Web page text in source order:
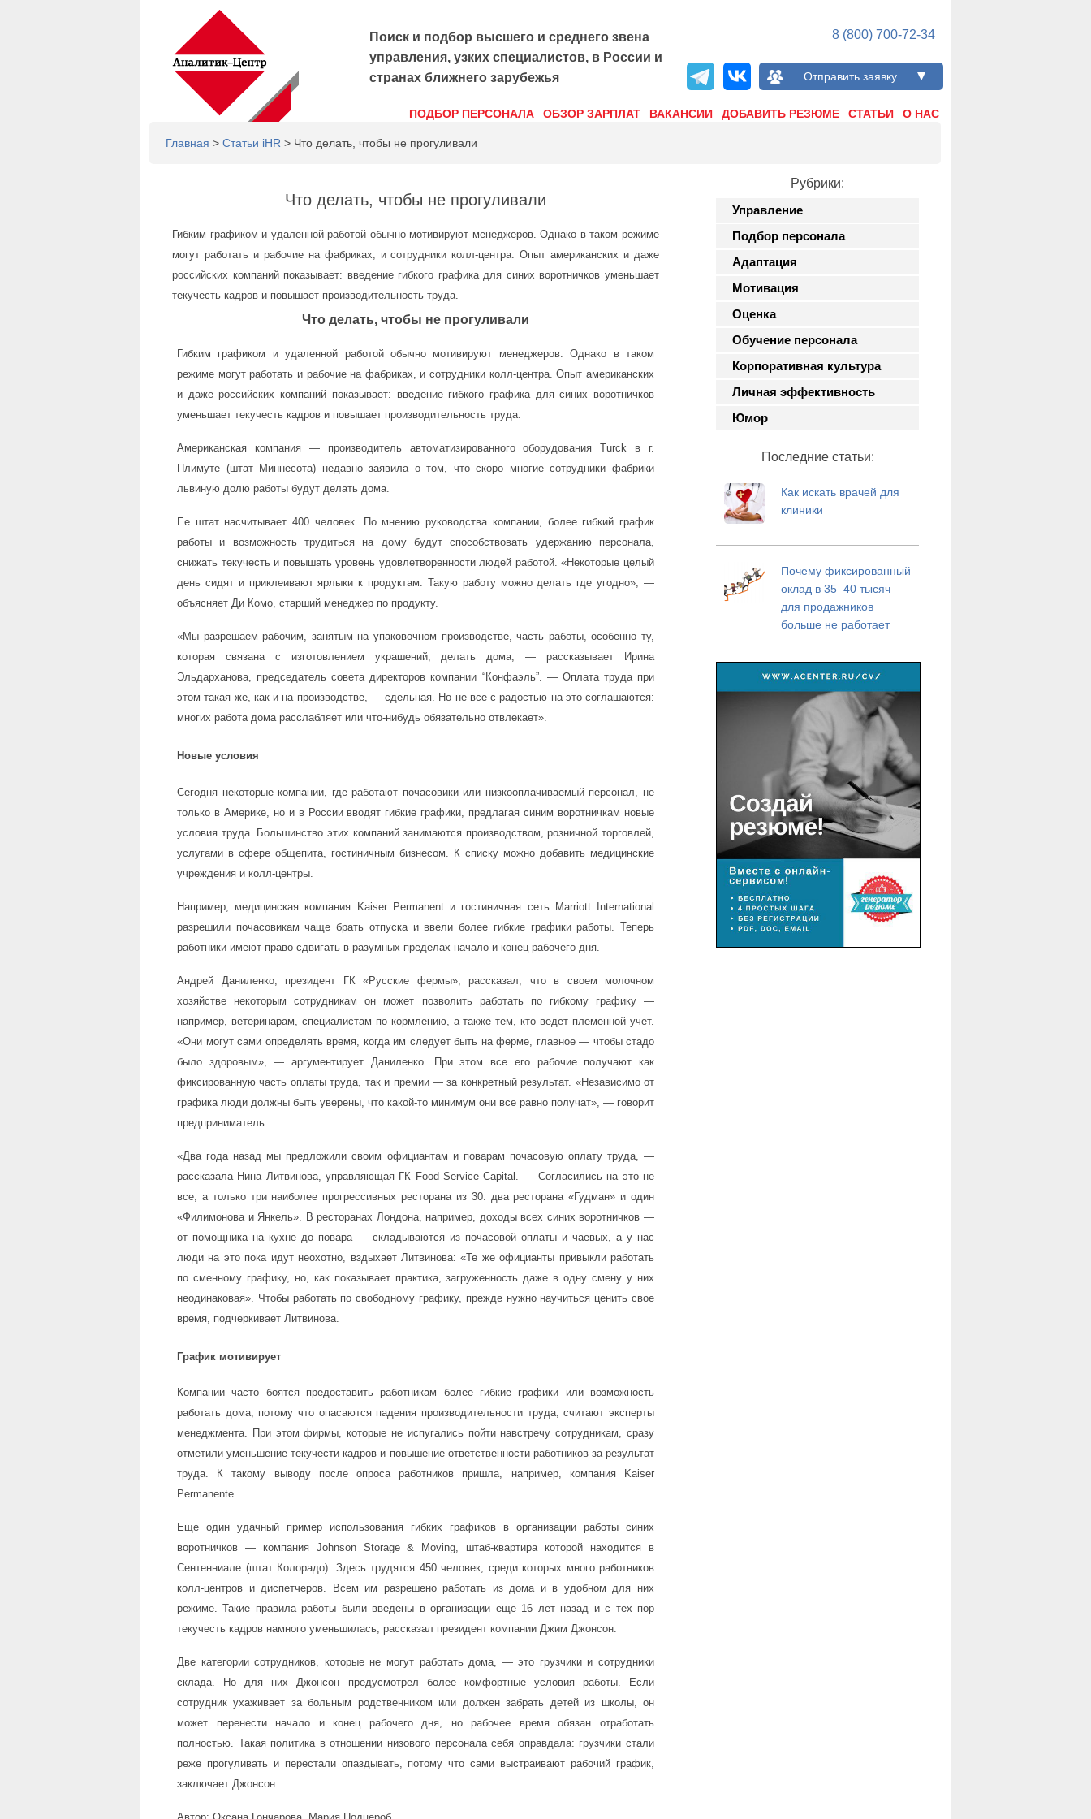
8 (800) 700-72-34
Отправить заявку
Поиск и подбор высшего и среднего звена
управления, узких специалистов, в России и
странах ближнего зарубежья
ПОДБОР ПЕРСОНАЛА ОБЗОР ЗАРПЛАТ ВАКАНСИИ ДОБАВИТЬ РЕЗЮМЕ СТАТЬИ О НАС
Главная > Статьи iHR > Что делать, чтобы не прогуливали
Рубрики:
Управление
Подбор персонала
Адаптация
Мотивация
Оценка
Обучение персонала
Корпоративная культура
Личная эффективность
Юмор
Последние статьи:
Как искать врачей для
клиники
Почему фиксированный
оклад в 35–40 тысяч
для продажников
больше не работает
Что делать, чтобы не прогуливали
Гибким графиком и удаленной работой обычно мотивируют менеджеров. Однако в таком режиме
могут работать и рабочие на фабриках, и сотрудники колл-центра. Опыт американских и даже
российских компаний показывает: введение гибкого графика для синих воротничков уменьшает
текучесть кадров и повышает производительность труда.
Что делать, чтобы не прогуливали
Гибким графиком и удаленной работой обычно мотивируют менеджеров. Однако в таком
режиме могут работать и рабочие на фабриках, и сотрудники колл-центра. Опыт американских
и даже российских компаний показывает: введение гибкого графика для синих воротничков
уменьшает текучесть кадров и повышает производительность труда.
Американская компания — производитель автоматизированного оборудования Turck в г.
Плимуте (штат Миннесота) недавно заявила о том, что скоро многие сотрудники фабрики
львиную долю работы будут делать дома.
Ее штат насчитывает 400 человек. По мнению руководства компании, более гибкий график
работы и возможность трудиться на дому будут способствовать удержанию персонала,
снижать текучесть и повышать уровень удовлетворенности людей работой. «Некоторые целый
день сидят и приклеивают ярлыки к продуктам. Такую работу можно делать где угодно», —
объясняет Ди Комо, старший менеджер по продукту.
«Мы разрешаем рабочим, занятым на упаковочном производстве, часть работы, особенно ту,
которая связана с изготовлением украшений, делать дома, — рассказывает Ирина
Эльдарханова, председатель совета директоров компании “Конфаэль”. — Оплата труда при
этом такая же, как и на производстве, — сдельная. Но не все с радостью на это соглашаются:
многих работа дома расслабляет или что-нибудь обязательно отвлекает».
Новые условия
Сегодня некоторые компании, где работают почасовики или низкооплачиваемый персонал, не
только в Америке, но и в России вводят гибкие графики, предлагая синим воротничкам новые
условия труда. Большинство этих компаний занимаются производством, розничной торговлей,
услугами в сфере общепита, гостиничным бизнесом. К списку можно добавить медицинские
учреждения и колл-центры.
Например, медицинская компания Kaiser Permanent и гостиничная сеть Marriott International
разрешили почасовикам чаще брать отпуска и ввели более гибкие графики работы. Теперь
работники имеют право сдвигать в разумных пределах начало и конец рабочего дня.
Андрей Даниленко, президент ГК «Русские фермы», рассказал, что в своем молочном
хозяйстве некоторым сотрудникам он может позволить работать по гибкому графику —
например, ветеринарам, специалистам по кормлению, а также тем, кто ведет племенной учет.
«Они могут сами определять время, когда им следует быть на ферме, главное — чтобы стадо
было здоровым», — аргументирует Даниленко. При этом все его рабочие получают как
фиксированную часть оплаты труда, так и премии — за конкретный результат. «Независимо от
графика люди должны быть уверены, что какой-то минимум они все равно получат», — говорит
предприниматель.
«Два года назад мы предложили своим официантам и поварам почасовую оплату труда, —
рассказала Нина Литвинова, управляющая ГК Food Service Capital. — Согласились на это не
все, а только три наиболее прогрессивных ресторана из 30: два ресторана «Гудман» и один
«Филимонова и Янкель». В ресторанах Лондона, например, доходы всех синих воротничков —
от помощника на кухне до повара — складываются из почасовой оплаты и чаевых, а у нас
люди на это пока идут неохотно, вздыхает Литвинова: «Те же официанты привыкли работать
по сменному графику, но, как показывает практика, загруженность даже в одну смену у них
неодинаковая». Чтобы работать по свободному графику, прежде нужно научиться ценить свое
время, подчеркивает Литвинова.
График мотивирует
Компании часто боятся предоставить работникам более гибкие графики или возможность
работать дома, потому что опасаются падения производительности труда, считают эксперты
менеджмента. При этом фирмы, которые не испугались пойти навстречу сотрудникам, сразу
отметили уменьшение текучести кадров и повышение ответственности работников за результат
труда. К такому выводу после опроса работников пришла, например, компания Kaiser
Permanente.
Еще один удачный пример использования гибких графиков в организации работы синих
воротничков — компания Johnson Storage & Moving, штаб-квартира которой находится в
Сентенниале (штат Колорадо). Здесь трудятся 450 человек, среди которых много работников
колл-центров и диспетчеров. Всем им разрешено работать из дома и в удобном для них
режиме. Такие правила работы были введены в организации еще 16 лет назад и с тех пор
текучесть кадров намного уменьшилась, рассказал президент компании Джим Джонсон.
Две категории сотрудников, которые не могут работать дома, — это грузчики и сотрудники
склада. Но для них Джонсон предусмотрел более комфортные условия работы. Eсли
сотрудник ухаживает за больным родственником или должен забрать детей из школы, он
может перенести начало и конец рабочего дня, но рабочее время обязан отработать
полностью. Такая политика в отношении низового персонала себя оправдала: грузчики стали
реже прогуливать и перестали опаздывать, потому что сами выстраивают рабочий график,
заключает Джонсон.